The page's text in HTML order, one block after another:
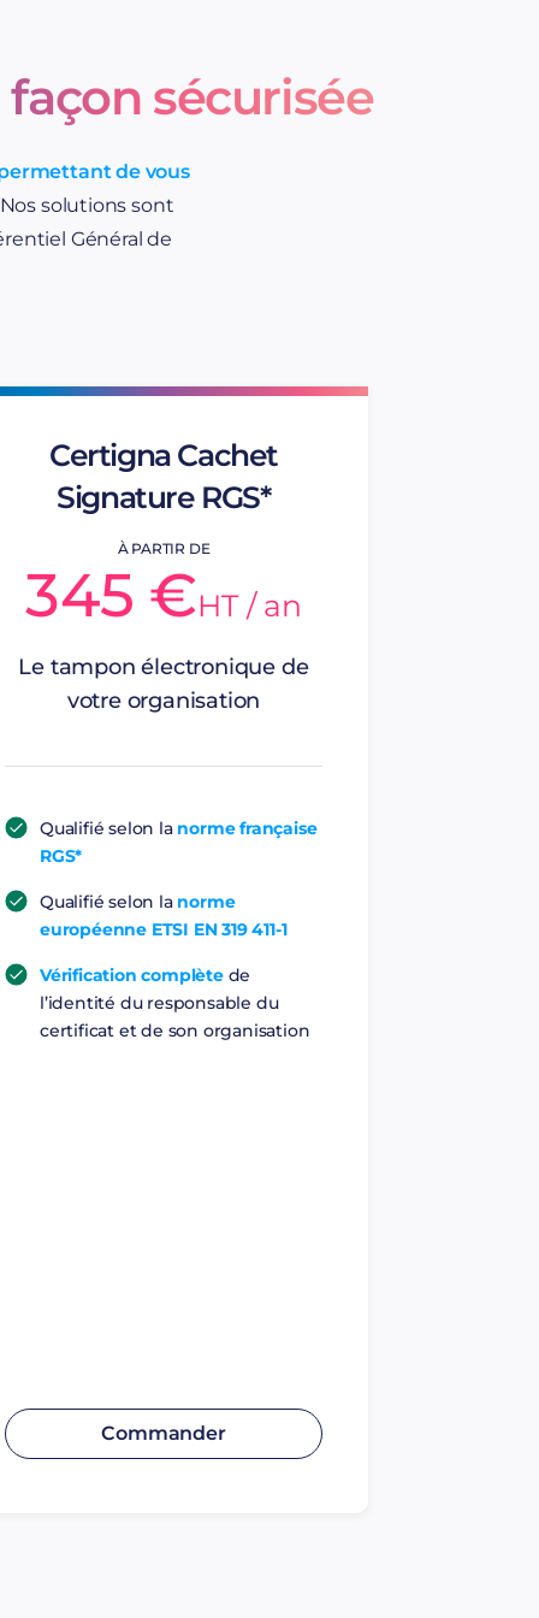
sécurisée
de vous
Nos solutions sont
Général de
Certigna Cachet
Signature RGS*
À PARTIR DE
345 €HT / an
Le tampon électronique de
votre organisation
Qualifié selon la norme française
RGS*
Qualifié selon la norme
européenne ETSI EN 319 411-1
Vérification complètede
l’identité du responsable du
certificat et de son organisation
Commander